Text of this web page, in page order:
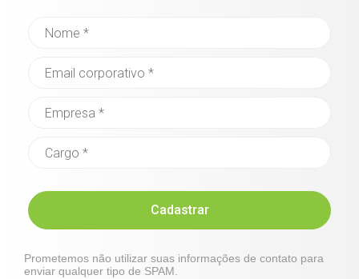
Cadastrar
Prometemos não utilizar suas informações de contato para
enviar qualquer tipo de SPAM.